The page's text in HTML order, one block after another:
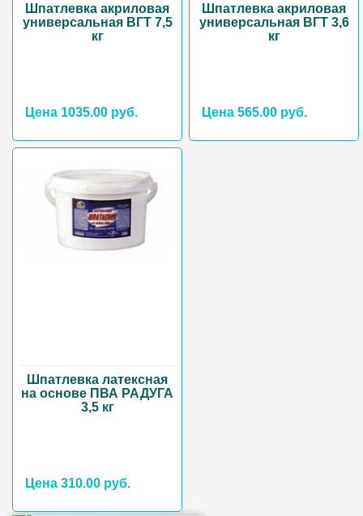
Шпатлевка акриловая
универсальная ВГТ 7,5
кг
Цена 1035.00 руб.
Шпатлевка акриловая
универсальная ВГТ 3,6
кг
Цена 565.00 руб.
Шпатлевка латексная
на основе ПВА РАДУГА
3,5 кг
Цена 310.00 руб.